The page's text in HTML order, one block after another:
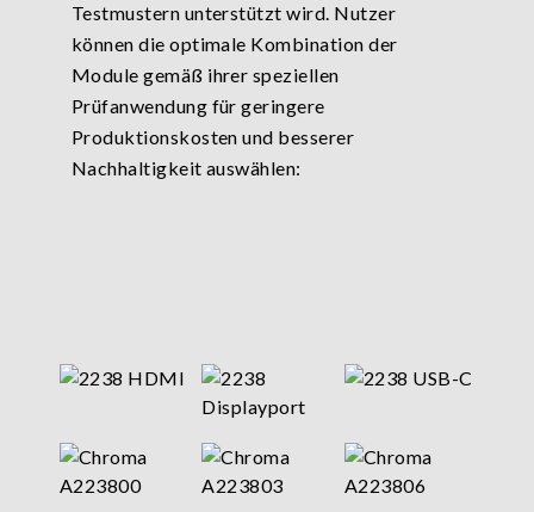
Testmustern unterstützt wird. Nutzer
können die optimale Kombination der
Module gemäß ihrer speziellen
Prüfanwendung für geringere
Produktionskosten und besserer
Nachhaltigkeit auswählen: